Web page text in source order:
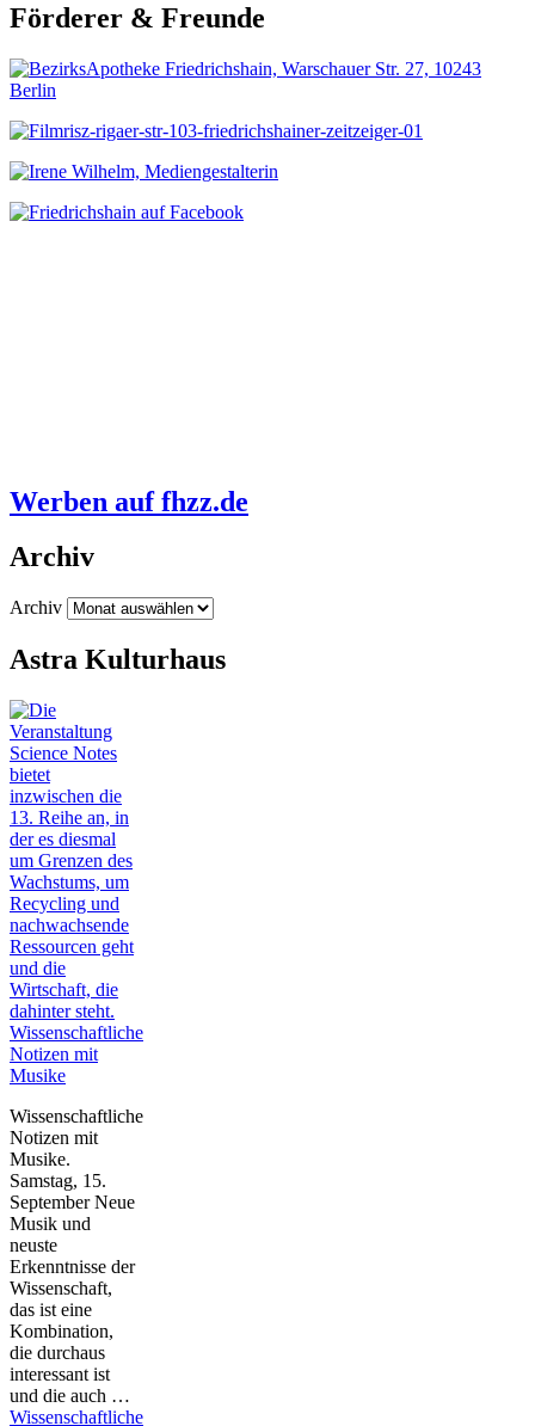
Förderer & Freunde
Werben auf fhzz.de
Archiv
Archiv
Astra Kulturhaus
Wissenschaftliche
Notizen mit
Musike
Wissenschaftliche
Notizen mit
Musike.
Samstag, 15.
September Neue
Musik und
neuste
Erkenntnisse der
Wissenschaft,
das ist eine
Kombination,
die durchaus
interessant ist
und die auch …
Wissenschaftliche